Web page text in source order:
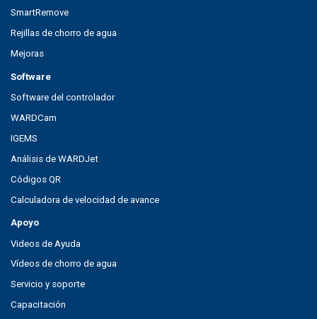
SmartRemove
Rejillas de chorro de agua
Mejoras
Software
Software del controlador
WARDCam
IGEMS
Análisis de WARDJet
Códigos QR
Calculadora de velocidad de avance
Apoyo
Videos de Ayuda
Vídeos de chorro de agua
Servicio y soporte
Capacitación